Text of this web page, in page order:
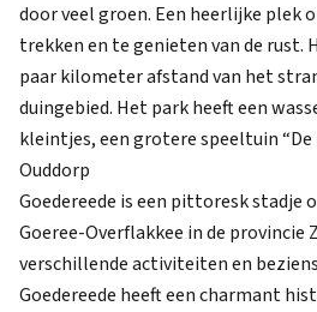
door veel groen. Een heerlijke plek
trekken en te genieten van de rust.
paar kilometer afstand van het
duingebied. Het park heeft een
kleintjes, een grotere speeltuin “De
Ouddorp
Goedereede is een pittoresk stadje
Goeree-Overflakkee in de
verschillende activiteiten en
Goedereede heeft een charmant